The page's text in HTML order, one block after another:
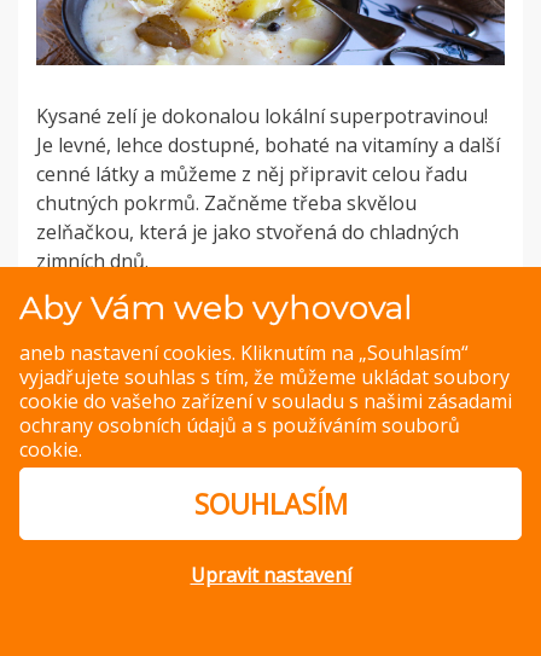
Kysané zelí je dokonalou lokální superpotravinou!
Je levné, lehce dostupné, bohaté na vitamíny a další
cenné látky a můžeme z něj připravit celou řadu
chutných pokrmů. Začněme třeba skvělou
zelňačkou, která je jako stvořená do chladných
zimních dnů.
PREVIOUS IMAGE NEXT IMAGE
© Copyright 2014 – 2026 –
osobních údajů
Magazine WordPress Themesby DesignOrbital
Aby Vám web vyhovoval
aneb nastavení cookies. Kliknutím na „Souhlasím“
vyjadřujete souhlas s tím, že můžeme ukládat soubory
cookie do vašeho zařízení v souladu s našimi zásadami
ochrany osobních údajů a s používáním souborů
cookie.
SOUHLASÍM
Upravit nastavení